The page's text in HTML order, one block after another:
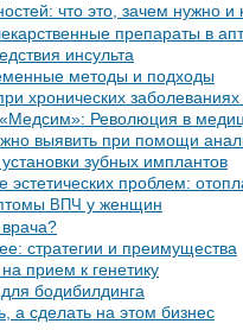
что это, зачем нужно и
препараты в
инсульта
методы и подходы
хронических
Революция в
выявить при помощи
зубных имплантов
проблем:
ВПЧ у женщин
стратегии и преимущества
прием к генетику
бодибилдинга
а сделать на этом бизнес